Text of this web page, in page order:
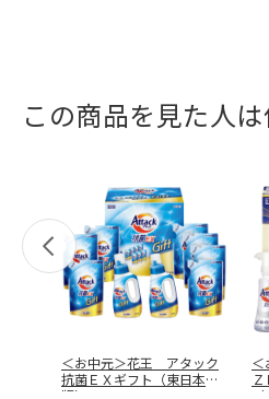
この商品を見た人
＜お中元＞花王 アタック
抗菌ＥＸギフト（東日本